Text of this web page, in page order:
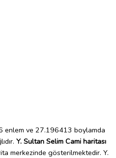
ve 27.196413 boylamda
Y. Sultan Selim Cami haritası
merkezinde gösterilmektedir. Y.